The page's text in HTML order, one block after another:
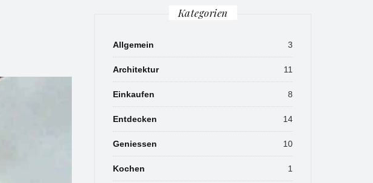
Kategorien
Allgemein 3
Architektur 11
Einkaufen 8
Entdecken 14
Geniessen 10
Kochen 1